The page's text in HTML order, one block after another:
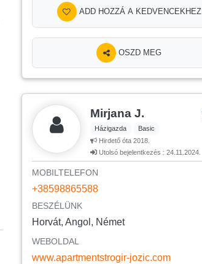
ADD HOZZÁ A KEDVENCEKHEZ
OSZD MEG
Mirjana J.
Házigazda
Basic
Hirdető óta 2018.
Utolsó bejelentkezés : 24.11.2024.
MOBILTELEFON
+38598865588
BESZÉLÜNK
Horvát, Angol, Német
WEBOLDAL
www.apartmentstrogir-jozic.com